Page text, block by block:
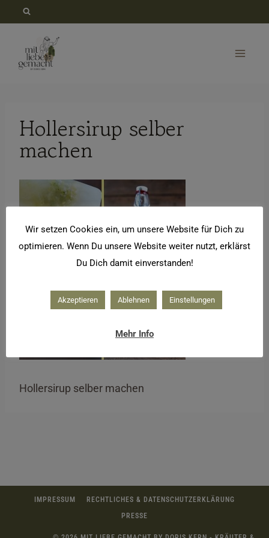
springen
Hollersirup selber
machen
Hollersirup selber machen
IMPRESSUM
RECHTLICHES & DATENSCHUTZERKLÄRUNG
PRESSE
Wir setzen Cookies ein, um unsere Website für Dich zu
optimieren. Wenn Du unsere Website weiter nutzt, erklärst
Du Dich damit einverstanden!
Akzeptieren Ablehnen Einstellungen
Mehr Info